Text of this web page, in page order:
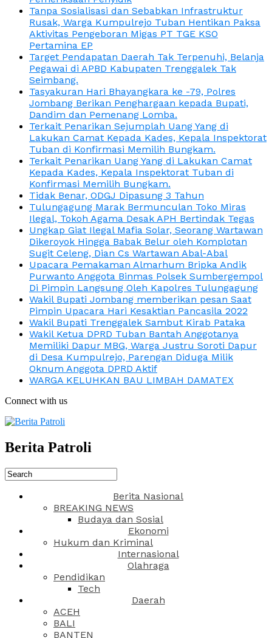
Tanpa Sosialisasi dan Sebabkan Infrastruktur
Rusak, Warga Kumpulrejo Tuban Hentikan Paksa
Aktivitas Pengeboran Migas PT TGE KSO
Pertamina EP
Target Pendapatan Daerah Tak Terpenuhi, Belanja
Pegawai di APBD Kabupaten Trenggalek Tak
Seimbang.
Tasyakuran Hari Bhayangkara ke -79, Polres
Jombang Berikan Penghargaan kepada Bupati,
Dandim dan Pemenang Lomba.
Terkait Penarikan Sejumplah Uang Yang di
Lakukan Camat Kepada Kades, Kepala Inspektorat
Tuban di Konfirmasi Memilih Bungkam.
Terkait Penarikan Uang Yang di Lakukan Camat
Kepada Kades, Kepala Inspektorat Tuban di
Konfirmasi Memilih Bungkam.
Tidak Benar, ODGJ Dipasung 3 Tahun
Tulungagung Marak Bermunculan Toko Miras
Ilegal, Tokoh Agama Desak APH Bertindak Tegas
Ungkap Giat Ilegal Mafia Solar, Seorang Wartawan
Dikeroyok Hingga Babak Belur oleh Komplotan
Sugit Celeng, Dian Cs Wartawan Abal-Abal
Upacara Pemakaman Almarhum Bripka Andik
Purwanto Anggota Binmas Polsek Sumbergempol
Di Pimpin Langsung Oleh Kapolres Tulungagung
Wakil Bupati Jombang memberikan pesan Saat
Pimpin Upacara Hari Kesaktian Pancasila 2022
Wakil Bupati Trenggalek Sambut Kirab Pataka
Wakil Ketua DPRD Tuban Bantah Anggotanya
Memiliki Dapur MBG, Warga Justru Soroti Dapur
di Desa Kumpulrejo, Parengan Diduga Milik
Oknum Anggota DPRD Aktif
WARGA KELUHKAN BAU LIMBAH DAMATEX
Connect with us
Berita Patroli
Berita Nasional
BREAKING NEWS
Budaya dan Sosial
Ekonomi
Hukum dan Kriminal
Internasional
Olahraga
Pendidikan
Tech
Daerah
ACEH
BALI
BANTEN